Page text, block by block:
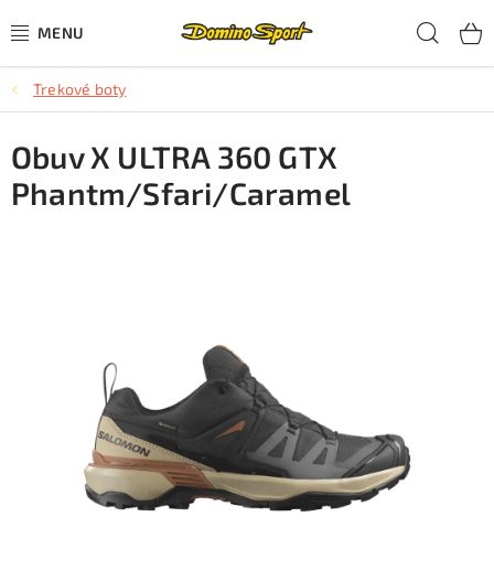
na
CYKLISTIKA
SJEZDOVÉ LYŽOVÁNÍ
SKIALPOVÉ LYŽOVÁNÍ
TIPY NA DÁRKY
KONTAKTY
Trekové boty
Obuv X ULTRA 360 GTX
Phantm/Sfari/Caramel